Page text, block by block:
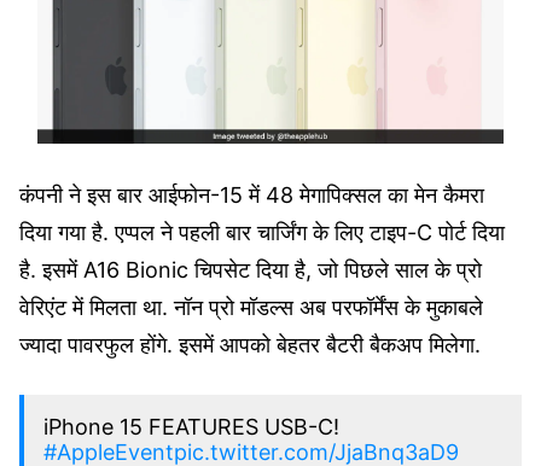
कंपनी ने इस बार आईफोन-15 में 48 मेगापिक्सल का मेन कैमरा
दिया गया है. एप्पल ने पहली बार चार्जिंग के लिए टाइप-C पोर्ट दिया
है. इसमें A16 Bionic चिपसेट दिया है, जो पिछले साल के प्रो
वेरिएंट में मिलता था. नॉन प्रो मॉडल्स अब परफॉर्मेंस के मुकाबले
ज्यादा पावरफुल होंगे. इसमें आपको बेहतर बैटरी बैकअप मिलेगा.
iPhone 15 FEATURES USB-C!
#AppleEventpic.twitter.com/JjaBnq3aD9